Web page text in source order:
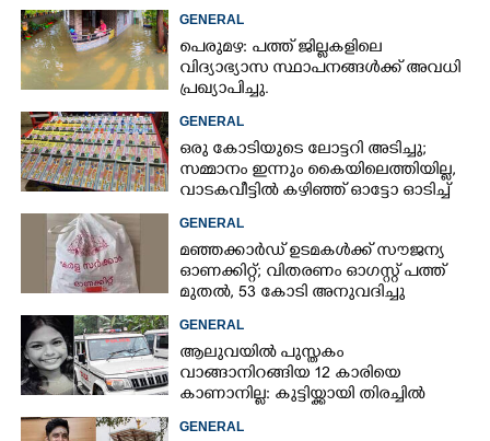
GENERAL
പെരുമഴ: പത്ത് ജില്ലകളിലെ
വിദ്യാഭ്യാസ സ്ഥാപനങ്ങൾക്ക് അവധി
പ്രഖ്യാപിച്ചു.
GENERAL
ഒരു കോടിയുടെ ലോട്ടറി അടിച്ചു;
സമ്മാനം ഇന്നും കൈയിലെത്തിയില്ല,
വാടകവീട്ടിൽ കഴിഞ്ഞ് ഓട്ടോ ഓടിച്ച്
GENERAL
മഞ്ഞക്കാർഡ് ഉടമകൾക്ക് സൗജന്യ
ഓണക്കിറ്റ്; വിതരണം ഓഗസ്റ്റ് പത്ത്
മുതൽ, 53 കോടി അനുവദിച്ചു
GENERAL
ആലുവയിൽ പുസ്തകം
വാങ്ങാനിറങ്ങിയ 12 കാരിയെ
കാണാനില്ല: കുട്ടിയ്ക്കായി തിരച്ചിൽ
GENERAL